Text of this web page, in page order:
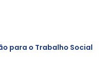
para o Trabalho Social